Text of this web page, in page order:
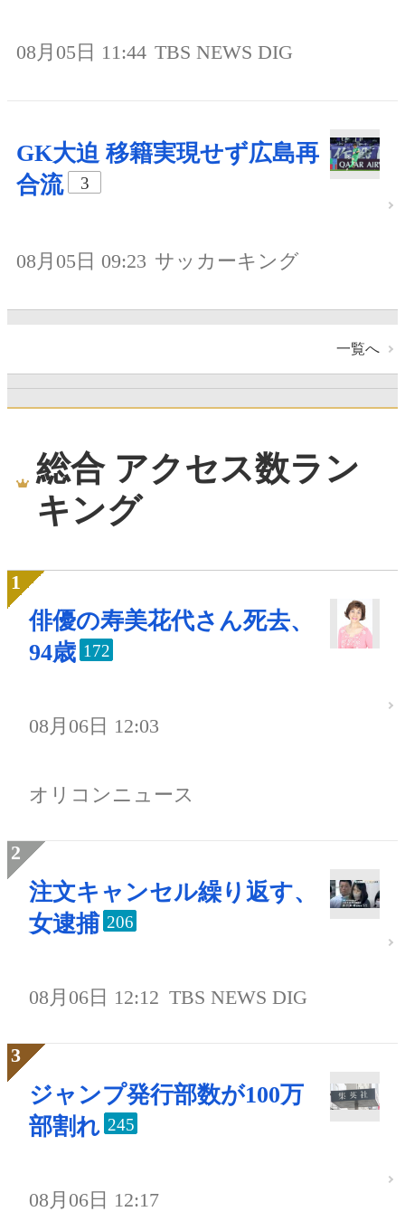
08月05日 11:44 TBS NEWS DIG
GK大迫 移籍実現せず広島再
合流
3
08月05日 09:23 サッカーキング
一覧へ
総合 アクセス数ラン
キング
俳優の寿美花代さん死去、
94歳 172
08月06日 12:03
オリコンニュース
注文キャンセル繰り返す、
女逮捕 206
08月06日 12:12 TBS NEWS DIG
ジャンプ発行部数が100万
部割れ 245
08月06日 12:17